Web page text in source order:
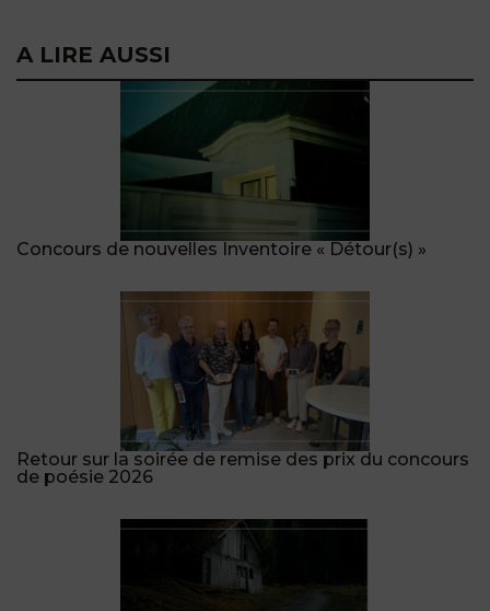
A LIRE AUSSI
Concours de nouvelles Inventoire « Détour(s) »
Retour sur la soirée de remise des prix du concours
de poésie 2026